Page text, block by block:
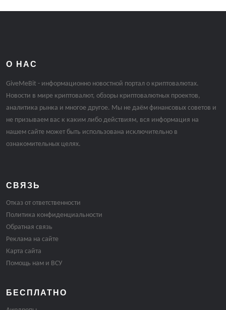
О НАС
GiveMeBit - информационно новостной портал о криптовалютах.
Новости в мире криптовалют, обзоры криптовалютных проектов,
аналитика рынка и многое другое. Мы не даём финансовых советов и
не призываем вас к каким либо действиям, вся информация на
нашем сайте может быть использована исключительно в
ознакомительных целях.
СВЯЗЬ
Отказ от ответственности
Политика конфиденциальности
Обратная связь
Реклама на сайте
Карта сайта
Помощь нам и ВСУ
БЕСПЛАТНО